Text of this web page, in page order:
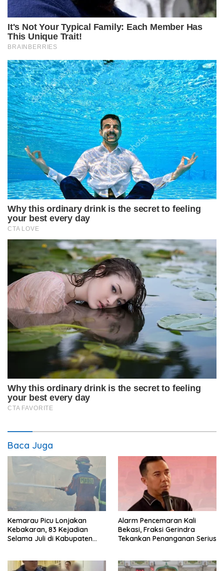
Baca Juga
Kemarau Picu Lonjakan
Kebakaran, 83 Kejadian
Selama Juli di Kabupaten
Alarm Pencemaran Kali
Bekasi, Fraksi Gerindra
Tekankan Penanganan Serius